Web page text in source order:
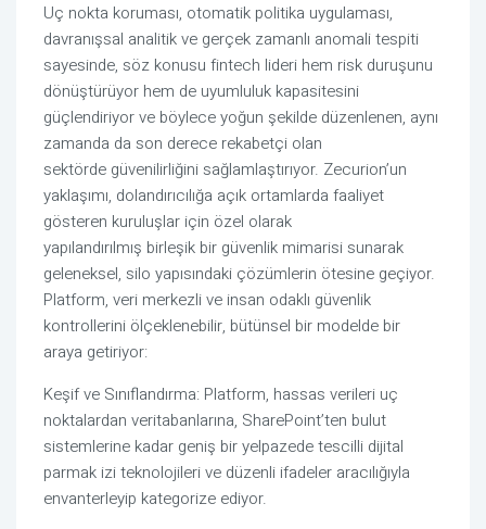
Uç nokta koruması, otomatik politika uygulaması,
davranışsal analitik ve gerçek zamanlı anomali tespiti
sayesinde, söz konusu fintech lideri hem risk duruşunu
dönüştürüyor hem de uyumluluk kapasitesini
güçlendiriyor ve böylece yoğun şekilde düzenlenen, aynı
zamanda da son derece rekabetçi olan
sektörde güvenilirliğini sağlamlaştırıyor. Zecurion’un
yaklaşımı, dolandırıcılığa açık ortamlarda faaliyet
gösteren kuruluşlar için özel olarak
yapılandırılmış birleşik bir güvenlik mimarisi sunarak
geleneksel, silo yapısındaki çözümlerin ötesine geçiyor.
Platform, veri merkezli ve insan odaklı güvenlik
kontrollerini ölçeklenebilir, bütünsel bir modelde bir
araya getiriyor:
Keşif ve Sınıflandırma: Platform, hassas verileri uç
noktalardan veritabanlarına, SharePoint’ten bulut
sistemlerine kadar geniş bir yelpazede tescilli dijital
parmak izi teknolojileri ve düzenli ifadeler aracılığıyla
envanterleyip kategorize ediyor.